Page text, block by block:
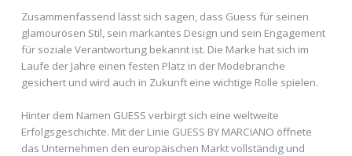
Zusammenfassend lässt sich sagen, dass Guess für seinen
glamourösen Stil, sein markantes Design und sein Engagement
für soziale Verantwortung bekannt ist. Die Marke hat sich im
Laufe der Jahre einen festen Platz in der Modebranche
gesichert und wird auch in Zukunft eine wichtige Rolle spielen.
Hinter dem Namen GUESS verbirgt sich eine weltweite
Erfolgsgeschichte. Mit der Linie GUESS BY MARCIANO öffnete
das Unternehmen den europäischen Markt vollständig und